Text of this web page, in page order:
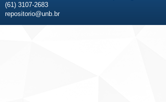
(61) 3107-2683
repositorio@unb.br